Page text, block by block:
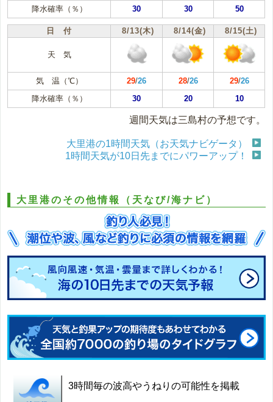
降水確率（％）
30 30 50
日 付 8/13(木) 8/14(金) 8/15(土)
天 気
気 温（℃） 29/26 28/26 29/26
降水確率（％）
30 20 10
週間天気は三島村の予想です。
大里港の1時間天気（お天気ナビゲータ）
1時間天気が10日先までにパワーアップ！
大里港のその他情報（天なび/海ナビ）
3時間毎の波高やうねりの可能性を掲載